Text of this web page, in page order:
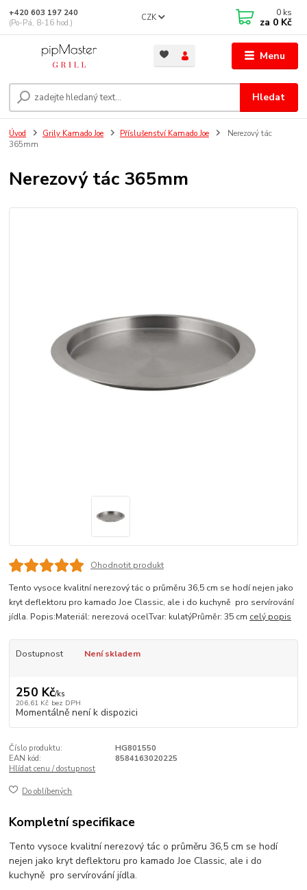
Menu
CZK
Hledat
+420 603 197 240
(Po-Pá, 8-16 hod.)
0 ks
za 0 Kč
Úvod Grily Kamado Joe Příslušenství Kamado Joe
Nerezový tác
365mm
Nerezový tác 365mm
Ohodnotit produkt
Tento vysoce kvalitní nerezový tác o průměru 36,5 cm se hodí nejen jako
kryt deflektoru pro kamado Joe Classic, ale i do kuchyně pro servírování
jídla. Popis:Materiál: nerezová ocelTvar: kulatýPrůměr: 35 cm celý popis
Dostupnost Není skladem
250 Kč/ks
206,61 Kč bez DPH
Momentálně není k dispozici
Číslo produktu:
HG801550
EAN kód:
8584163020225
Hlídat cenu / dostupnost
Do oblíbených
Kompletní specifikace
Tento vysoce kvalitní nerezový tác o průměru 36,5 cm se hodí
nejen jako kryt deflektoru pro kamado Joe Classic, ale i do
kuchyně pro servírování jídla.